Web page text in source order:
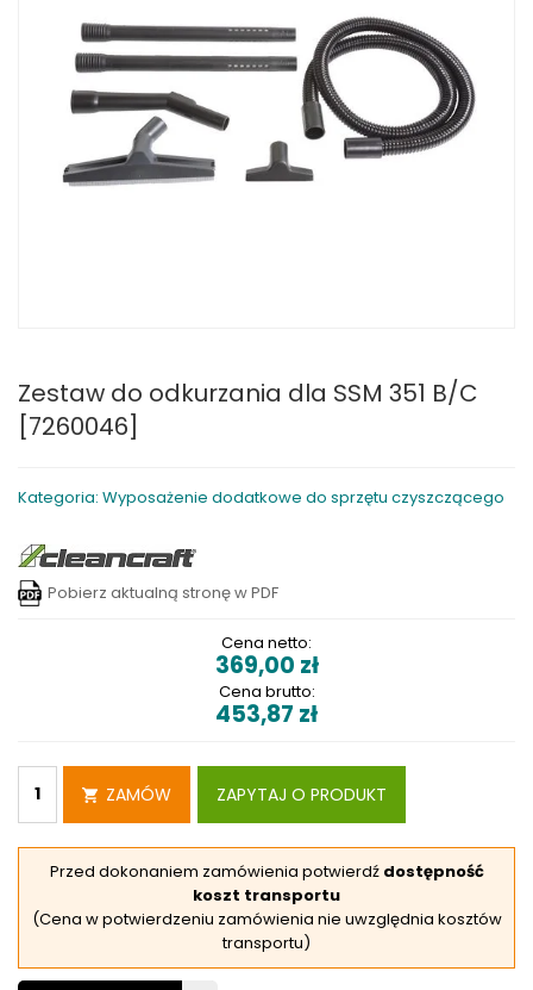
Zestaw do odkurzania dla SSM 351 B/C
[7260046]
Kategoria: Wyposażenie dodatkowe do sprzętu czyszczącego
Pobierz aktualną stronę w PDF
Cena netto:
369,00 zł
Cena brutto:
453,87 zł
ZAMÓW ZAPYTAJ O PRODUKT
Przed dokonaniem zamówienia potwierdź dostępność
koszt transportu
(Cena w potwierdzeniu zamówienia nie uwzględnia kosztów
transportu)